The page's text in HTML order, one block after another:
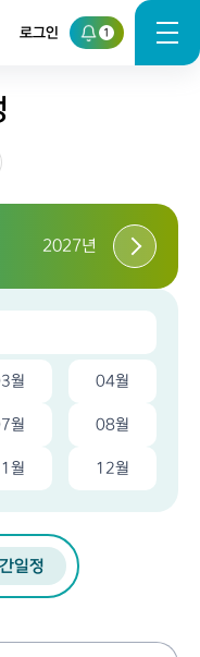
로그인 1
2027년
월 04월
월 08월
월 12월
일정